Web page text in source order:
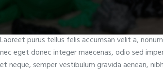
Laoreet purus tellus felis accumsan velit a,
nec eget donec integer maecenas, odio sed
et neque, semper vestibulum gravida aenean,